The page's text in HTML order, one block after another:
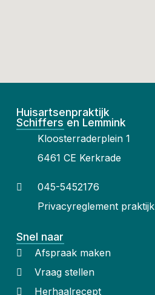
Huisartsenpraktijk
Schiffers en Lemmink
Kloosterraderplein 1
6461 CE Kerkrade
045-5452176
Privacyreglement praktijk
Snel naar
Afspraak maken
Vraag stellen
Herhaalrecept